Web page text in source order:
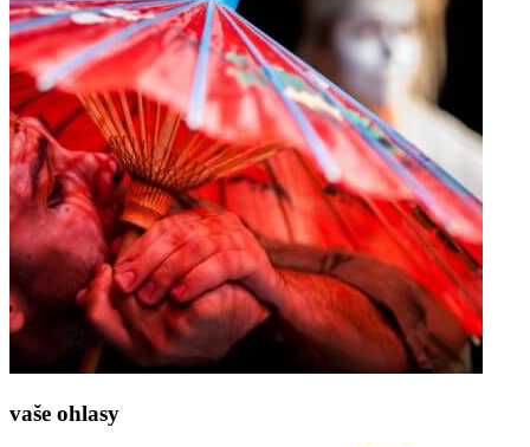
vaše ohlasy